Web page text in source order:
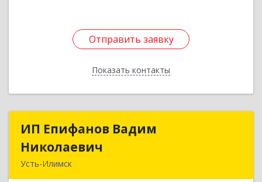
Отправить заявку
Показать контакты
Отправить заявку
Назад
ИП Епифанов Вадим
Николаевич
Усть-Илимск
ИП Епифанов Вадим